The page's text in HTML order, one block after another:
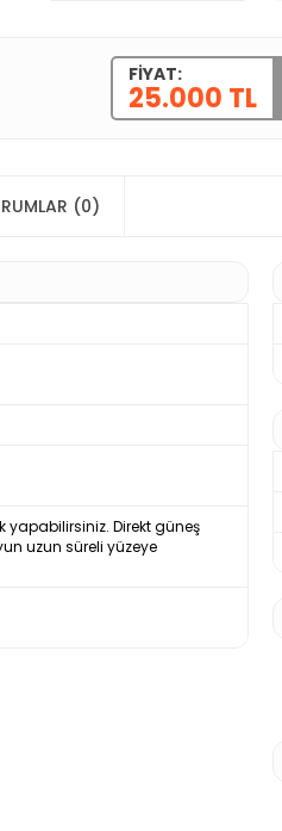
FIYAT:
25.000 TL
(0)
yapabilirsiniz. Direkt güneş
uzun süreli yüzeye